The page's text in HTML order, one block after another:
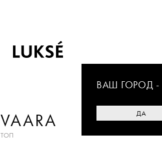
ВАШ ГОРОД -
ДА
VAARA
ТОП